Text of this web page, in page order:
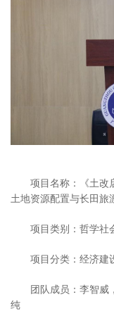
项目名称：《土
土地资源配置与长田旅
项目类别：哲学社
项目分类：经济建
团队成员：李智威
纯